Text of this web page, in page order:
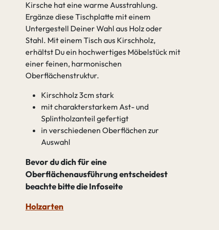
Kirsche hat eine warme Ausstrahlung.
Ergänze diese Tischplatte mit einem
Untergestell Deiner Wahl aus Holz oder
Stahl. Mit einem Tisch aus Kirschholz,
erhältst Du ein hochwertiges Möbelstück mit
einer feinen, harmonischen
Oberflächenstruktur.
Kirschholz 3cm stark
mit charakterstarkem Ast- und
Splintholzanteil gefertigt
in verschiedenen Oberflächen zur
Auswahl
Bevor du dich für eine
Oberflächenausführung entscheidest
beachte bitte die Infoseite
Holzarten